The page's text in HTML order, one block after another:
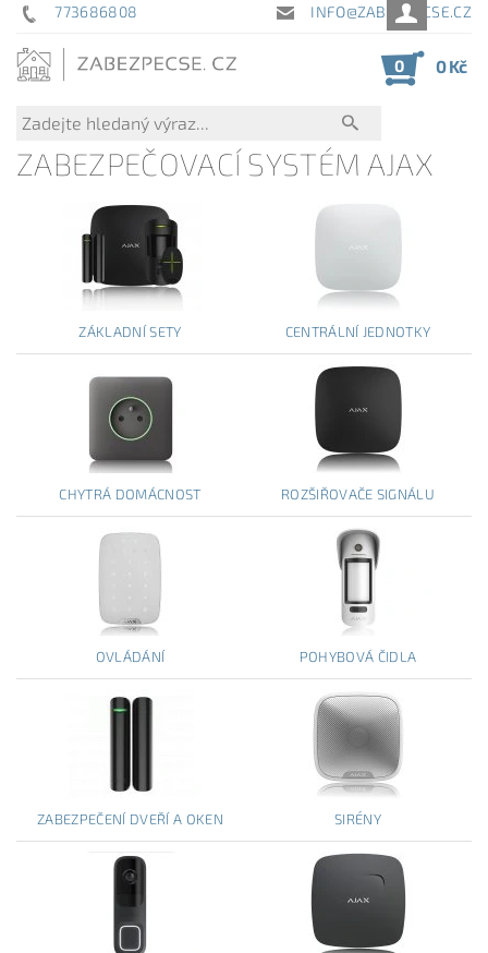
773686808 INFO@ZABEZPECSE.CZ
0 0 Kč
ZABEZPEČOVACÍ SYSTÉM AJAX
ZÁKLADNÍ SETY CENTRÁLNÍ JEDNOTKY
CHYTRÁ DOMÁCNOST ROZŠIŘOVAČE SIGNÁLU
OVLÁDÁNÍ POHYBOVÁ ČIDLA
ZABEZPEČENÍ DVEŘÍ A OKEN SIRÉNY